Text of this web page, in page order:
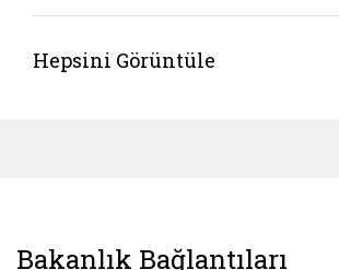
Hepsini Görüntüle
Bakanlık Bağlantıları